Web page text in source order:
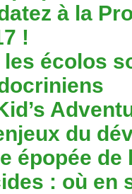
à la
!
les écolos
du
épopée de
: où en